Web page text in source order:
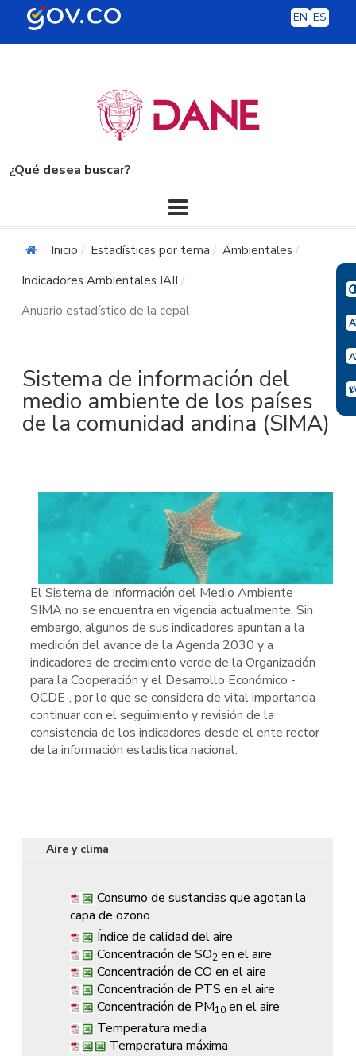
EN ES
¿Qué desea buscar?
Inicio Estadísticas por tema
Ambientales
Indicadores Ambientales IAII
Anuario estadístico de la cepal
Sistema de información del
medio ambiente de los países
de la comunidad andina (SIMA)
El Sistema de Información del Medio Ambiente
SIMA no se encuentra en vigencia actualmente. Sin
embargo, algunos de sus indicadores apuntan a la
medición del avance de la Agenda 2030 y a
indicadores de crecimiento verde de la Organización
para la Cooperación y el Desarrollo Económico -
OCDE-, por lo que se considera de vital importancia
continuar con el seguimiento y revisión de la
consistencia de los indicadores desde el ente rector
de la información estadística nacional.
Aire y clima
Consumo de sustancias que agotan la
capa de ozono
Índice de calidad del aire
Concentración de SO2 en el aire
Concentración de CO en el aire
Concentración de PTS en el aire
Concentración de PM10 en el aire
Temperatura media
Temperatura máxima